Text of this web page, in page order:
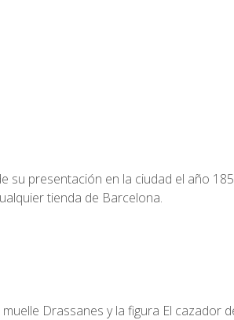
presentación en la ciudad el año
tienda de Barcelona.
Drassanes y la figura El cazador